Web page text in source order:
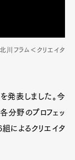
川フラム＜クリエイタ
を発表しました。今
分野のプロフェッ
によるクリエイタ